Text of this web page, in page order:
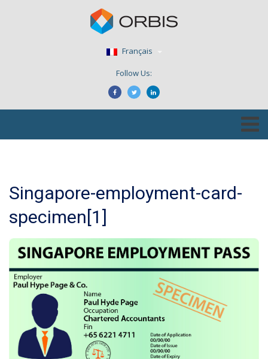
Français
Follow Us:
Singapore-employment-card-
specimen[1]